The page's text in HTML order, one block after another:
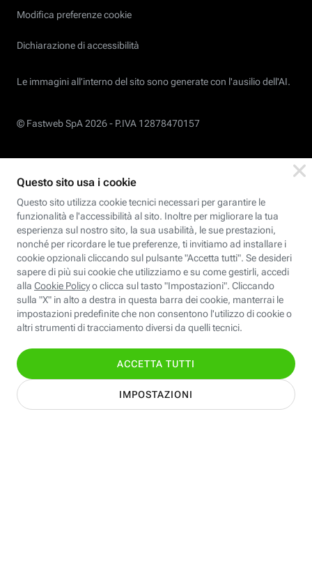
Modifica preferenze cookie
Dichiarazione di accessibilità
Le immagini all’interno del sito sono generate con l'ausilio dell'AI.
© Fastweb SpA 2026 - P.IVA 12878470157